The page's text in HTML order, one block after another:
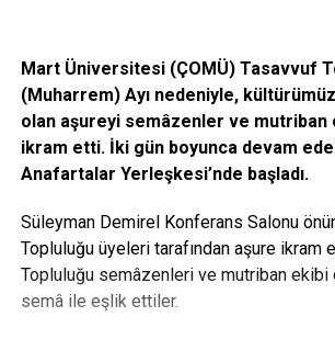
Mart Üniversitesi (ÇOMÜ) Tasavvuf
(Muharrem) Ayı nedeniyle,
olan aşureyi semâzenler ve mutriban
ikram etti. İki gün boyunca devam
Anafartalar Yerleşkesi’nde başladı.
Süleyman Demirel Konferans Salonu
Topluluğu üyeleri tarafından aşure ikram
Topluluğu semâzenleri ve mutriban ekibi
semâ ile eşlik ettiler.